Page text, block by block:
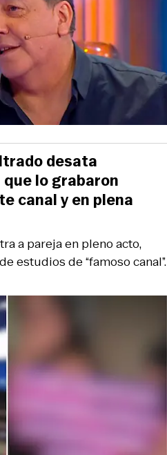
a pareja en pleno acto,
estudios de “famoso canal”.
desata
lo grabaron
canal y en plena